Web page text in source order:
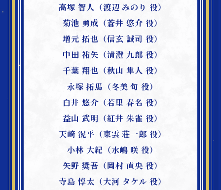
高塚 智人（渡辺 みのり 役）
菊池 勇成（蒼井 悠介 役）
増元 拓也（信玄 誠司 役）
中田 祐矢（清澄 九郎 役）
千葉 翔也（秋山 隼人 役）
永塚 拓馬（冬美 旬 役）
白井 悠介（若里 春名 役）
益山 武明（紅井 朱雀 役）
天﨑 滉平（東雲 荘一郎 役）
小林 大紀（水嶋 咲 役）
矢野 奨吾（岡村 直央 役）
寺島 惇太（大河 タケル 役）